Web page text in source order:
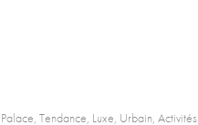
Tendance, Luxe, Urbain, Activités